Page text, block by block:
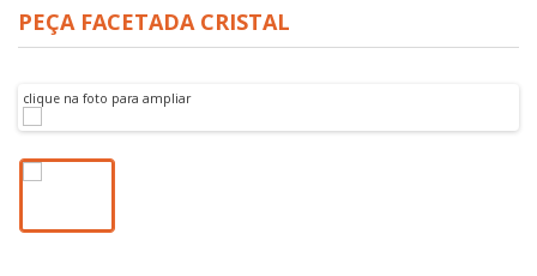
PEÇA FACETADA CRISTAL
clique na foto para ampliar